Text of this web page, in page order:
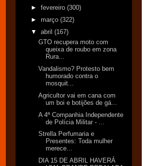
► fevereiro (300)
► março (322)
▼ abril (167)
GTO recupera moto com
queixa de roubo em zona
Rura...
Vandalismo? Protesto bem
humorado contra o
mosquit...
Agricultor vai em cana com
um boi e botijões de gá...
A 4ª Companhia Independente
de Polícia Militar - ...
Strella Perfumaria e
Presentes: Toda mulher
merece...
DIA 15 DE ABRIL HAVERÁ